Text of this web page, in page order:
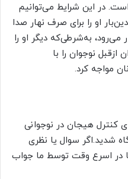
است. در اين شرايط می‌توانيم
او را برای صرف نهار صدا
می‌رود، به‌شرطی‌که دیگر او را
ازقبل نوجوان را با
مواجه کرد.
کنترل هیجان در نوجوانی
شدید.اگر سوال یا نظری
در اسرع وقت توسط ما جواب